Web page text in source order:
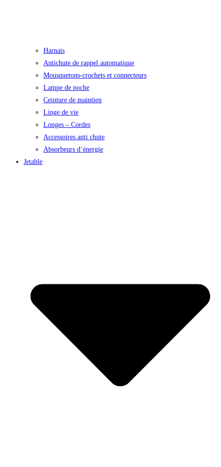
Harnais
Antichute de rappel automatique
Mousquetons-crochets et connecteurs
Lampe de poche
Ceinture de maintien
Linge de vie
Longes – Cordes
Accessoires anti chute
Absorbeurs d’énergie
Jetable